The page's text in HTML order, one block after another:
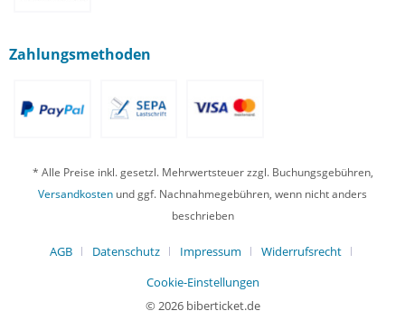
Zahlungsmethoden
* Alle Preise inkl. gesetzl. Mehrwertsteuer zzgl. Buchungsgebühren,
Versandkosten und ggf. Nachnahmegebühren, wenn nicht anders
beschrieben
AGB Datenschutz Impressum
Widerrufsrecht
Cookie-Einstellungen
© 2026 biberticket.de